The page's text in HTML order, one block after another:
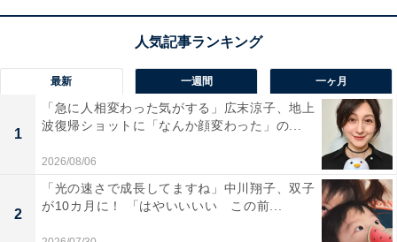
最新 一週間 一ヶ月
1
「急に人相変わった気がする」広末涼子、地上
波復帰ショットに「なんか顔変わった」の...
2026/08/06
2
「光の速さで成長してますね」中川翔子、双子
が10カ月に！ 「はやいいいい この前...